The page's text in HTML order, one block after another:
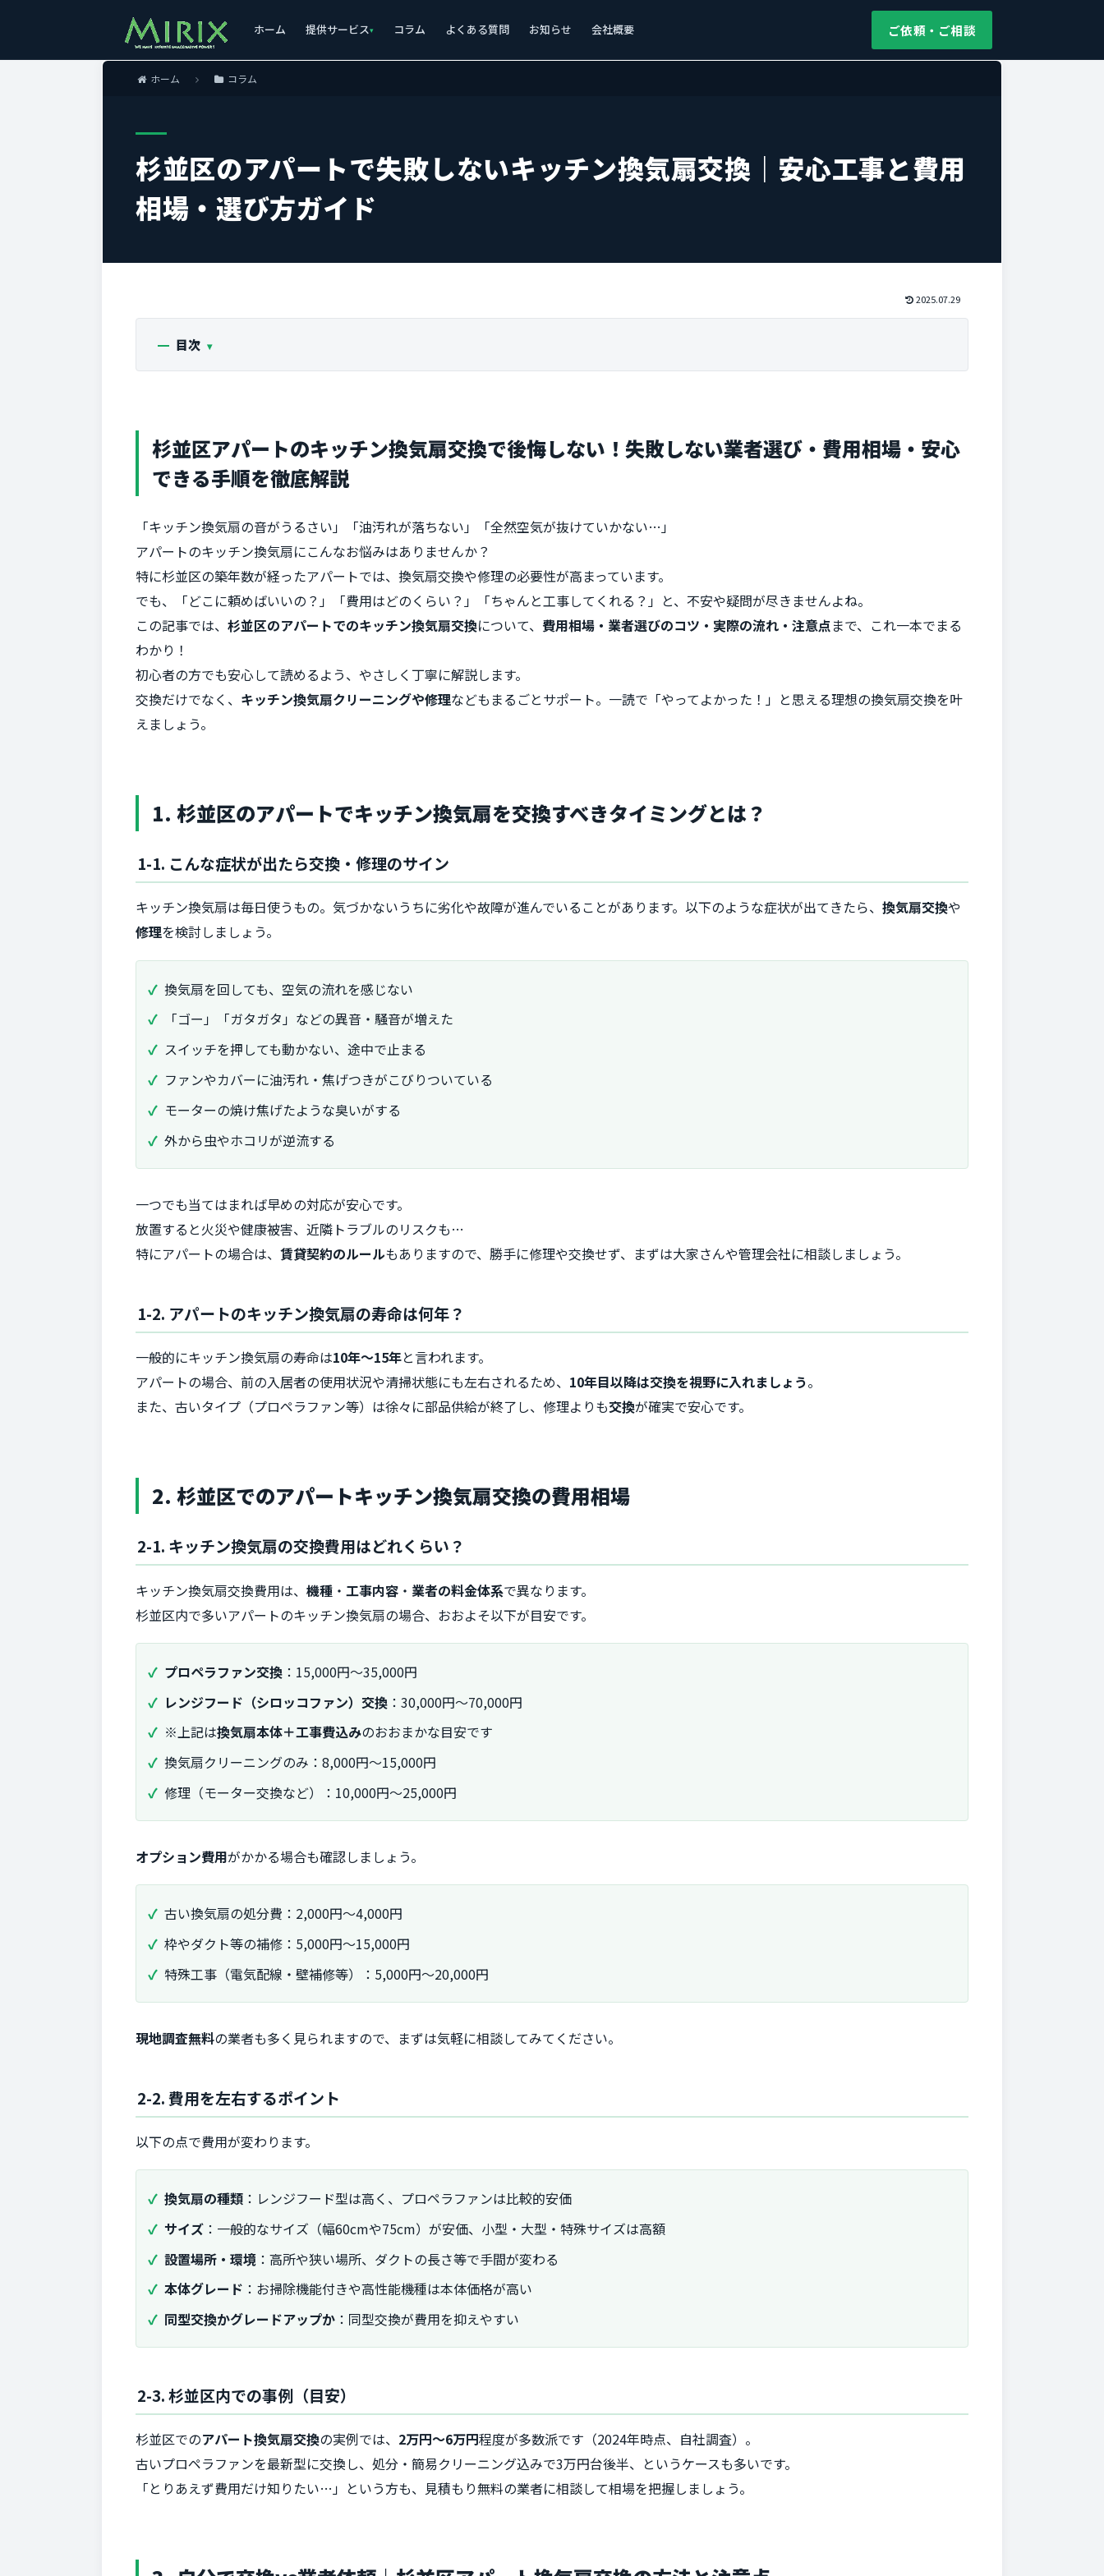
ご依頼・ご相談
ホーム 提供サービス コラム よくある質問 お知らせ 会社概要
ホーム コラム
杉並区のアパートで失敗しないキッチン換気扇交換｜安心工事と費用
相場・選び方ガイド
2025.07.29
目次
杉並区アパートのキッチン換気扇交換で後悔しない！失敗しない業者選び・費用相場・安心
できる手順を徹底解説
「キッチン換気扇の音がうるさい」「油汚れが落ちない」「全然空気が抜けていかない…」
アパートのキッチン換気扇にこんなお悩みはありませんか？
特に杉並区の築年数が経ったアパートでは、換気扇交換や修理の必要性が高まっています。
でも、「どこに頼めばいいの？」「費用はどのくらい？」「ちゃんと工事してくれる？」と、不安や疑問が尽きませんよね。
この記事では、 杉並区のアパートでのキッチン換気扇交換について、 費用相場・業者選びのコツ・実際の流れ・注意点 まで、これ一本でまる
わかり！
初心者の方でも安心して読めるよう、やさしく丁寧に解説します。
交換だけでなく、 キッチン換気扇クリーニングや修理などもまるごとサポート。一読で「やってよかった！」と思える理想の換気扇交換を叶
えましょう。
1. 杉並区のアパートでキッチン換気扇を交換すべきタイミングとは？
1-1. こんな症状が出たら交換・修理のサイン
キッチン換気扇は毎日使うもの。気づかないうちに劣化や故障が進んでいることがあります。以下のような症状が出てきたら、 換気扇交換や
修理を検討しましょう。
換気扇を回しても、空気の流れを感じない
「ゴー」「ガタガタ」などの異音・騒音が増えた
スイッチを押しても動かない、途中で止まる
ファンやカバーに油汚れ・焦げつきがこびりついている
モーターの焼け焦げたような臭いがする
外から虫やホコリが逆流する
一つでも当てはまれば早めの対応が安心です。
放置すると火災や健康被害、近隣トラブルのリスクも…
特にアパートの場合は、 賃貸契約のルールもありますので、勝手に修理や交換せず、まずは大家さんや管理会社に相談しましょう。
1-2. アパートのキッチン換気扇の寿命は何年？
一般的にキッチン換気扇の寿命は10年〜15年と言われます。
アパートの場合、前の入居者の使用状況や清掃状態にも左右されるため、 10年目以降は交換を視野に入れましょう。
また、古いタイプ（プロペラファン等）は徐々に部品供給が終了し、修理よりも交換が確実で安心です。
2. 杉並区でのアパートキッチン換気扇交換の費用相場
2-1. キッチン換気扇の交換費用はどれくらい？
キッチン換気扇交換費用は、 機種 ・ 工事内容 ・ 業者の料金体系で異なります。
杉並区内で多いアパートのキッチン換気扇の場合、おおよそ以下が目安です。
プロペラファン交換 ：15,000円〜35,000円
レンジフード（シロッコファン）交換 ：30,000円〜70,000円
※上記は換気扇本体＋工事費込みのおおまかな目安です
換気扇クリーニングのみ：8,000円〜15,000円
修理（モーター交換など）：10,000円〜25,000円
オプション費用がかかる場合も確認しましょう。
古い換気扇の処分費：2,000円〜4,000円
枠やダクト等の補修：5,000円〜15,000円
特殊工事（電気配線・壁補修等）：5,000円〜20,000円
現地調査無料の業者も多く見られますので、まずは気軽に相談してみてください。
2-2. 費用を左右するポイント
以下の点で費用が変わります。
換気扇の種類 ：レンジフード型は高く、プロペラファンは比較的安価
サイズ ：一般的なサイズ（幅60cmや75cm）が安価、小型・大型・特殊サイズは高額
設置場所・環境 ：高所や狭い場所、ダクトの長さ等で手間が変わる
本体グレード ：お掃除機能付きや高性能機種は本体価格が高い
同型交換かグレードアップか ：同型交換が費用を抑えやすい
2-3. 杉並区内での事例（目安）
杉並区でのアパート換気扇交換の実例では、 2万円〜6万円程度が多数派です（2024年時点、自社調査）。
古いプロペラファンを最新型に交換し、処分・簡易クリーニング込みで3万円台後半、というケースも多いです。
「とりあえず費用だけ知りたい…」という方も、見積もり無料の業者に相談して相場を把握しましょう。